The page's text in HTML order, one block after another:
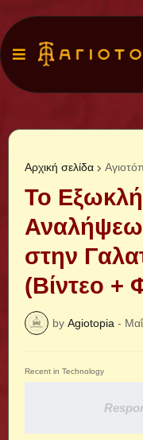
Αρχική σελίδα
Το
στην
(Βίντεο +
by Agiotopia -
Recent in Technology